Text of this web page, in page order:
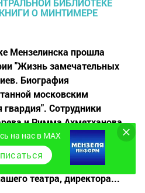
Мензелинска прошла
"Жизнь замечательных
Биография
московским
Сотрудники
и Римма Ахметханова
историей написания этой
интересные отрывки
Шаймиева. Сельские
театра, директора...
на нас в MAX